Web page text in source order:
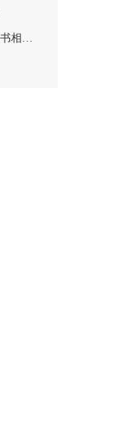
各省市2025年上半年自考毕业申请及毕业证书相关安排汇总